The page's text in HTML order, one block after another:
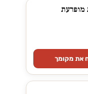
מופרעת
את מקומך